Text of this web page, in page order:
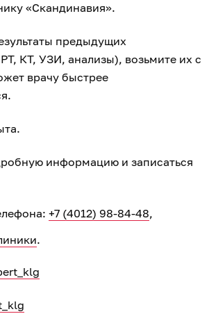
«Скандинавия».
предыдущих
КТ, УЗИ, анализы), возьмите их с
врачу быстрее
информацию и записаться
+7 (4012) 98-84-48,
.